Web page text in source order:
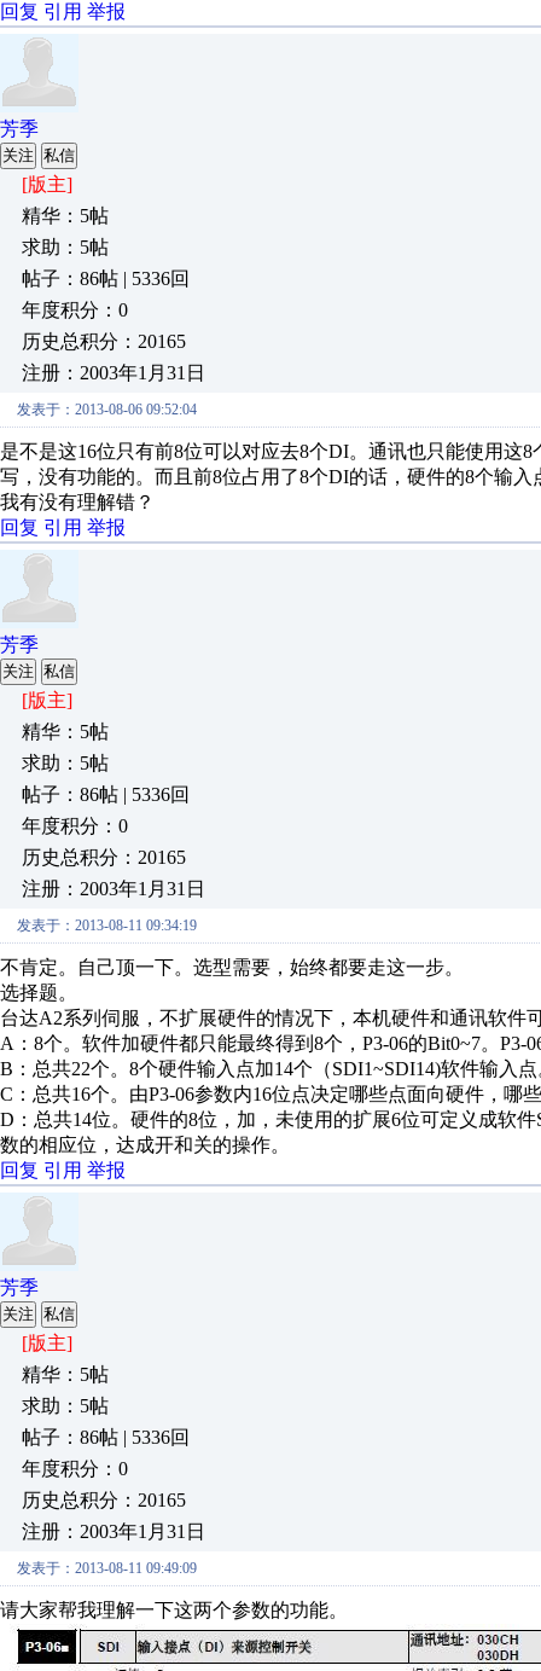
回复 引用 举报
芳季
关注 私信
[版主]
精华：5帖
求助：5帖
帖子：86帖 | 5336回
年度积分：0
历史总积分：20165
注册：2003年1月31日
发表于：2013-08-06 09:52:04
是不是这16位只有前8位可以对应去8个DI。通讯也只能使用这
写，没有功能的。而且前8位占用了8个DI的话，硬件的8个输
我有没有理解错？
回复 引用 举报
芳季
关注 私信
[版主]
精华：5帖
求助：5帖
帖子：86帖 | 5336回
年度积分：0
历史总积分：20165
注册：2003年1月31日
发表于：2013-08-11 09:34:19
不肯定。自己顶一下。选型需要，始终都要走这一步。
选择题。
台达A2系列伺服，不扩展硬件的情况下，本机硬件和通讯软件
A：8个。软件加硬件都只能最终得到8个，P3-06的Bit0~7。P3-
B：总共22个。8个硬件输入点加14个（SDI1~SDI14)软件输入
C：总共16个。由P3-06参数内16位点决定哪些点面向硬件，哪
D：总共14位。硬件的8位，加，未使用的扩展6位可定义成软
数的相应位，达成开和关的操作。
回复 引用 举报
芳季
关注 私信
[版主]
精华：5帖
求助：5帖
帖子：86帖 | 5336回
年度积分：0
历史总积分：20165
注册：2003年1月31日
发表于：2013-08-11 09:49:09
请大家帮我理解一下这两个参数的功能。